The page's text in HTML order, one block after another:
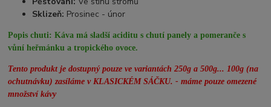
Sklizeň: Prosinec - únor
Popis chuti:Káva má sladší aciditu s chutí panely a pomeranče s
vůní heřmánku a tropického ovoce.
Tento produkt je dostupný pouze ve variantách 250g a 500g... 100g (na
ochutnávku) zasíláme v KLASICKÉM SÁČKU. - máme pouze omezené
množství kávy